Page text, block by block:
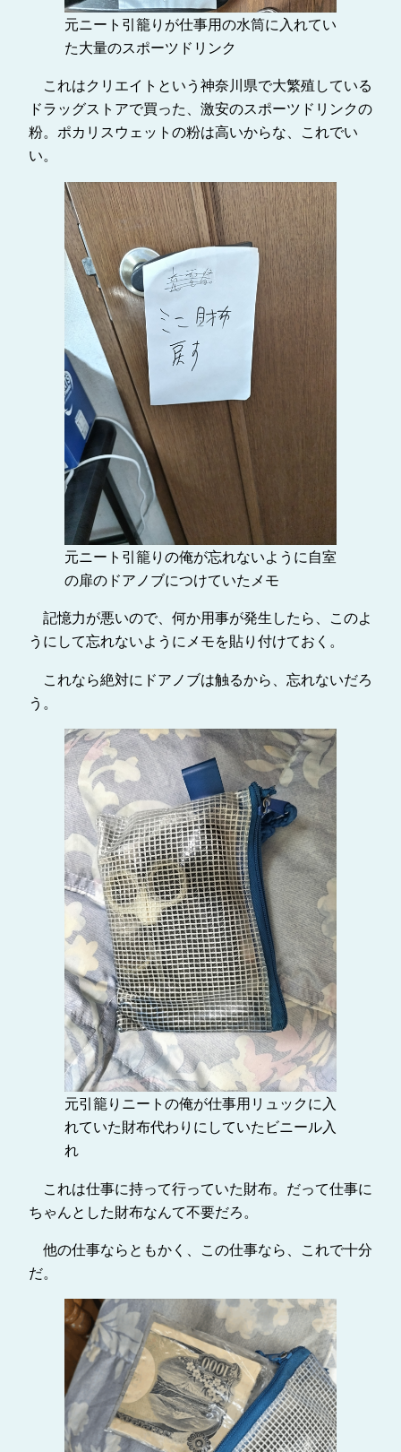
元ニート引籠りが仕事用の水筒に入れてい
た大量のスポーツドリンク
これはクリエイトという神奈川県で大繁殖している
ドラッグストアで買った、激安のスポーツドリンクの
粉。ポカリスウェットの粉は高いからな、これでい
い。
元ニート引籠りの俺が忘れないように自室
の扉のドアノブにつけていたメモ
記憶力が悪いので、何か用事が発生したら、このよ
うにして忘れないようにメモを貼り付けておく。
これなら絶対にドアノブは触るから、忘れないだろ
う。
元引籠りニートの俺が仕事用リュックに入
れていた財布代わりにしていたビニール入
れ
これは仕事に持って行っていた財布。だって仕事に
ちゃんとした財布なんて不要だろ。
他の仕事ならともかく、この仕事なら、これで十分
だ。